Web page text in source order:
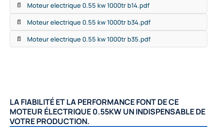
📄 Moteur electrique 0.55 kw 1000tr b14.pdf
📄 Moteur electrique 0.55 kw 1000tr b34.pdf
📄 Moteur electrique 0.55 kw 1000tr b35.pdf
LA FIABILITÉ ET LA PERFORMANCE FONT DE CE
MOTEUR ÉLECTRIQUE 0.55KW UN INDISPENSABLE DE
VOTRE PRODUCTION.